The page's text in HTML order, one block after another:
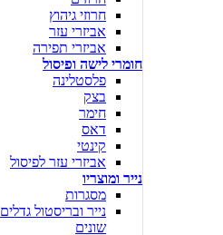
חרוזי גיהוץ
אביזרי עזר
אביזרי תפירה
חומרי לישה ופיסול
פלסטלינה
בצק
חימר
דאס
קינטי
אביזרי עזר לפיסול
נייר ומוצריו
מסגרות
נייר ובריסטול גדלים
שונים